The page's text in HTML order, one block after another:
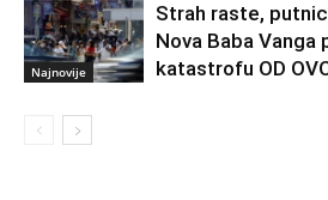
Najnovije
Strah raste,
Nova Baba Vanga
katastrofu OD